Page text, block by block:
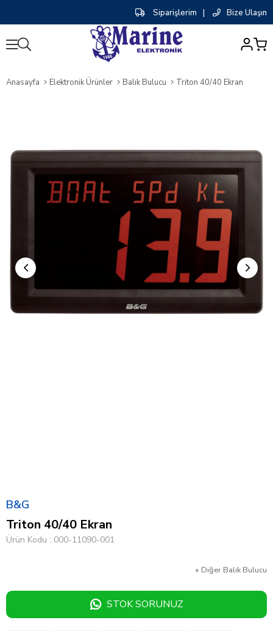
Siparişlerim | Bize Ulaşın
Anasayfa Elektronik Ürünler Balık Bulucu Triton 40/40 Ekran
B&G
Triton 40/40 Ekran
Ürün Kodu 000-11090-001
+ Diğer Balık Bulucu
STOK SORUNUZ